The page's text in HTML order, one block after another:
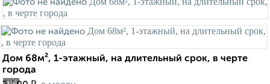
Дом 68м², 1-этажный, на длительный срок, в черте
города